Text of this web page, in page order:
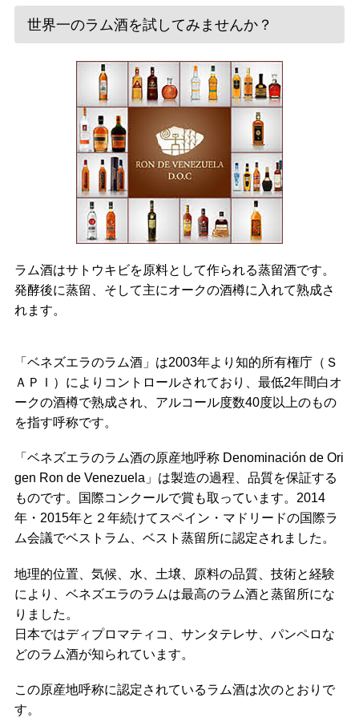
世界一のラム酒を試してみませんか？
ラム酒はサトウキビを原料として作られる蒸留酒です。
発酵後に蒸留、そして主にオークの酒樽に入れて熟成さ
れます。
「ベネズエラのラム酒」は2003年より知的所有権庁（Ｓ
ＡＰＩ）によりコントロールされており、最低2年間白オ
ークの酒樽で熟成され、アルコール度数40度以上のもの
を指す呼称です。
「ベネズエラのラム酒の原産地呼称 Denominación de Ori
gen Ron de Venezuela」は製造の過程、品質を保証する
ものです。国際コンクールで賞も取っています。2014
年・2015年と２年続けてスペイン・マドリードの国際ラ
ム会議でベストラム、ベスト蒸留所に認定されました。
地理的位置、気候、水、土壌、原料の品質、技術と経験
により、ベネズエラのラムは最高のラム酒と蒸留所にな
りました。
日本ではディプロマティコ、サンタテレサ、パンペロな
どのラム酒が知られています。
この原産地呼称に認定されているラム酒は次のとおりで
す。